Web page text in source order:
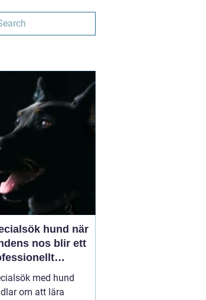
hund när
nos blir ett
med hund
om att lära